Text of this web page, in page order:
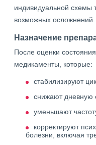
индивидуальной схемы
возможных осложнений.
Назначение
После оценки
медикаменты, которые:
стабилизируют
снижают дневную
уменьшают
корректируют
болезни, включая